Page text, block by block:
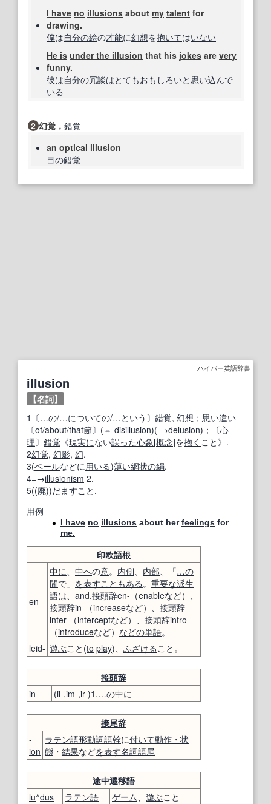
I have no illusions about my talent for
drawing.
僕は自分の絵の才能に幻想を抱いてはいない
He is under the illusion that his jokes are very
funny.
彼は自分の冗談はとてもおもしろいと思い込んで
いる
2 幻覚 ， 錯覚
an optical illusion
目の錯覚
ハイパー英語辞書
illusion
【名詞】
1〔…の/…についての/…という 〕 錯覚, 幻想 ； 思い違い
〔of/about/that節〕(⇔ disillusion)( →delusion)；〔心
理〕 錯覚 《現実にない誤った心象[概念]を抱く こと》.
2幻覚, 幻影, 幻.
3(ベールなどに用いる)薄い網状の絹.
4=→illusionism 2.
5((廃))だますこと .
用例
I have no illusions about herfeelings for
me.
印欧語根
en
中に、 中への意。 内側、 内部、「…の
間で」 を表すこともある。 重要な派生
語は、and,接頭辞en-（enableなど）、
接頭辞in-（increaseなど）、 接頭辞
inter-（interceptなど）、 接頭辞intro-
（introduceなど） などの単語。
leid- 遊ぶこと(to play)、 ふざけること。
接頭辞
in- (il-,im-,ir-)1.…の中に
接尾辞
-
ion
ラテン語形動詞語幹に付いて動作・状
態 ・ 結果などを表す名詞語尾
途中遷移語
lu^dus ラテン語 ゲーム、 遊ぶこと